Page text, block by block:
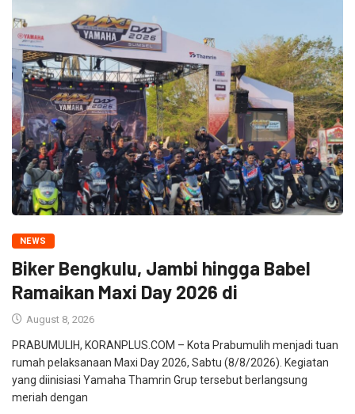
NEWS
Biker Bengkulu, Jambi hingga Babel
Ramaikan Maxi Day 2026 di
August 8, 2026
PRABUMULIH, KORANPLUS.COM – Kota Prabumulih menjadi tuan
rumah pelaksanaan Maxi Day 2026, Sabtu (8/8/2026). Kegiatan
yang diinisiasi Yamaha Thamrin Grup tersebut berlangsung
meriah dengan